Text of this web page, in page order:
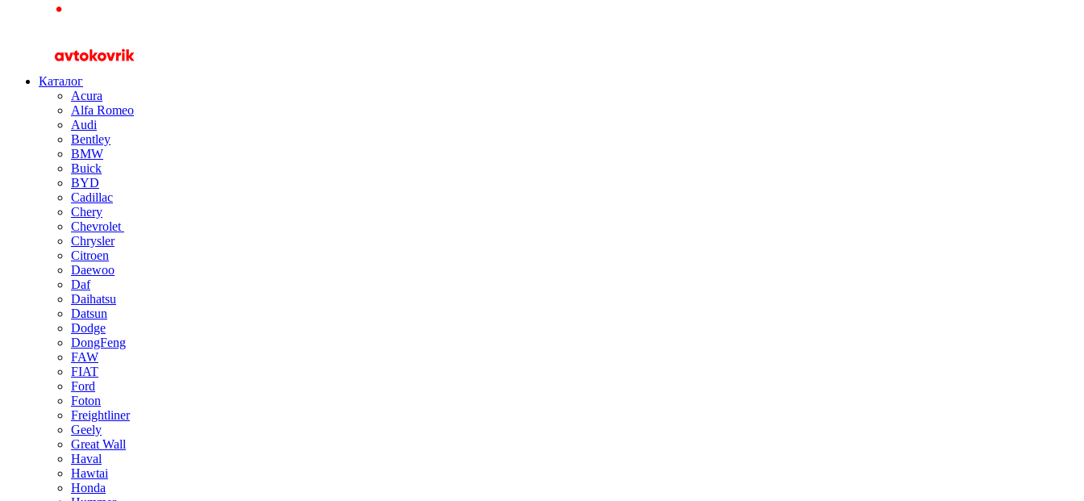
Каталог
Acura
Alfa Romeo
Audi
Bentley
BMW
Buick
BYD
Cadillac
Chery
Chevrolet
Chrysler
Citroen
Daewoo
Daf
Daihatsu
Datsun
Dodge
DongFeng
FAW
FIAT
Ford
Foton
Freightliner
Geely
Great Wall
Haval
Hawtai
Honda